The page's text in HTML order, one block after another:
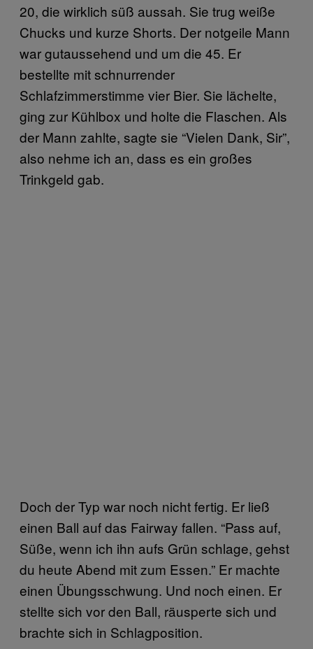
20, die wirklich süß aussah. Sie trug weiße
Chucks und kurze Shorts. Der notgeile Mann
war gutaussehend und um die 45. Er
bestellte mit schnurrender
Schlafzimmerstimme vier Bier. Sie lächelte,
ging zur Kühlbox und holte die Flaschen. Als
der Mann zahlte, sagte sie “Vielen Dank, Sir”,
also nehme ich an, dass es ein großes
Trinkgeld gab.
Doch der Typ war noch nicht fertig. Er ließ
einen Ball auf das Fairway fallen. “Pass auf,
Süße, wenn ich ihn aufs Grün schlage, gehst
du heute Abend mit zum Essen.” Er machte
einen Übungsschwung. Und noch einen. Er
stellte sich vor den Ball, räusperte sich und
brachte sich in Schlagposition.